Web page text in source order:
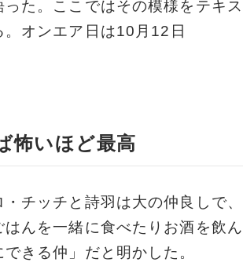
った。ここではその模様をテキス
。オンエア日は10月12日
怖いほど最高
チッチと詩羽は大の仲良しで、
はんを一緒に食べたりお酒を飲ん
きる仲」だと明かした。